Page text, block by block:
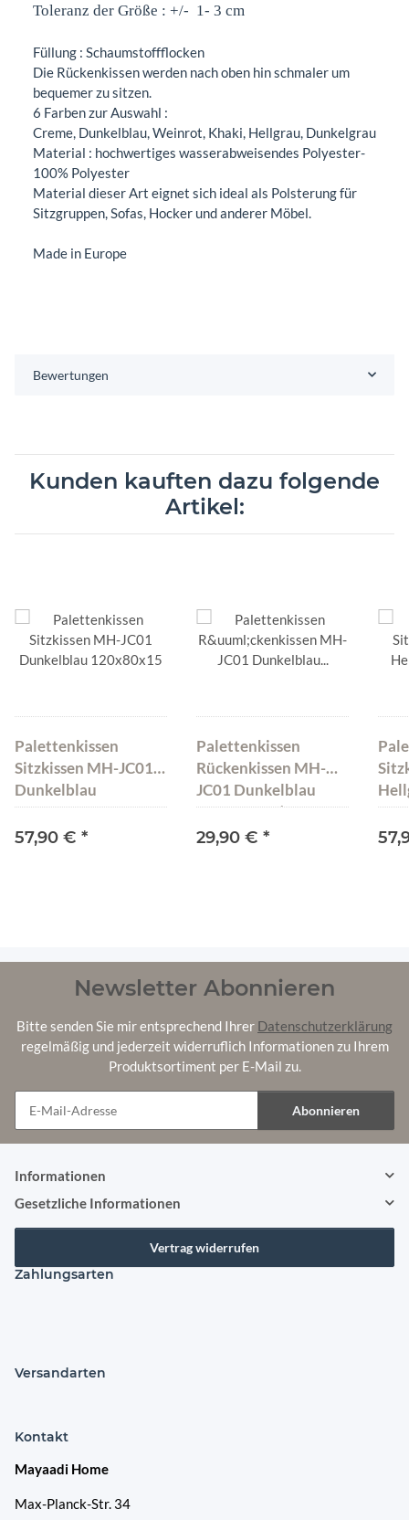
Toleranz der Größe : +/- 1- 3 cm
Füllung : Schaumstoffflocken
Die Rückenkissen werden nach oben hin schmaler um
bequemer zu sitzen.
6 Farben zur Auswahl :
Creme, Dunkelblau, Weinrot, Khaki, Hellgrau, Dunkelgrau
Material : hochwertiges wasserabweisendes Polyester-
100% Polyester
Material dieser Art eignet sich ideal als Polsterung für
Sitzgruppen, Sofas, Hocker und anderer Möbel.
Made in Europe
Bewertungen
Kunden kauften dazu folgende
Artikel:
Palettenkissen
Sitzkissen MH-JC01
Dunkelblau
120x80x15
57,90 € *
Palettenkissen
Rückenkissen MH-
JC01 Dunkelblau
120x40x10/20
29,90 € *
Newsletter Abonnieren
Bitte senden Sie mir entsprechend Ihrer Datenschutzerklärung
regelmäßig und jederzeit widerruflich Informationen zu Ihrem
Produktsortiment per E-Mail zu.
Abonnieren
Informationen
Gesetzliche Informationen
Vertrag widerrufen
Zahlungsarten
Versandarten
Kontakt
Mayaadi Home
Max-Planck-Str. 34